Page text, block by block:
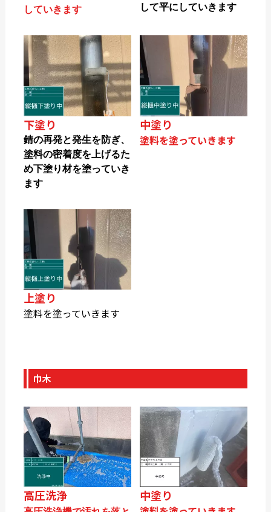
していきます
して平にしていきます
下塗り
錆の再発と発生を防ぎ、
塗料の密着度を上げるた
め下塗り材を塗っていき
ます
中塗り
塗料を塗っていきます
上塗り
塗料を塗っていきます
巾木
高圧洗浄 中塗り